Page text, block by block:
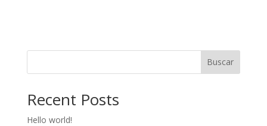
Buscar
Recent Posts
Hello world!